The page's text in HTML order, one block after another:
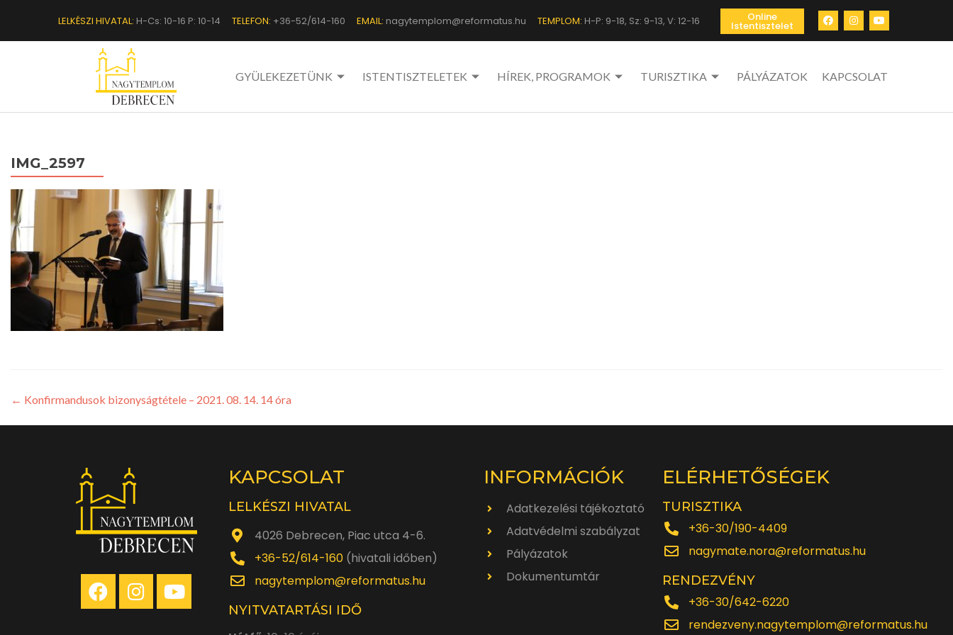
LELKÉSZI HIVATAL: H-Cs: 10-16 P: 10-14 TELEFON: +36-52/614-160 EMAIL: nagytemplom@reformatus.hu TEMPLOM: H-P: 9-18, Sz: 9-13, V: 12-16 Online
Istentisztelet
GYÜLEKEZETÜNK ISTENTISZTELETEK HÍREK, PROGRAMOK TURISZTIKA PÁLYÁZATOK KAPCSOLAT
IMG_2597
← Konfirmandusok bizonyságtétele – 2021. 08. 14. 14 óra
KAPCSOLAT
LELKÉSZI HIVATAL
4026 Debrecen, Piac utca 4-6.
+36-52/614-160 (hivatali időben)
nagytemplom@reformatus.hu
NYITVATARTÁSI IDŐ
INFORMÁCIÓK
Adatkezelési tájékoztató
Adatvédelmi szabályzat
Pályázatok
Dokumentumtár
ELÉRHETŐSÉGEK
TURISZTIKA
+36-30/190-4409
nagymate.nora@reformatus.hu
RENDEZVÉNY
+36-30/642-6220
rendezveny.nagytemplom@reformatus.hu